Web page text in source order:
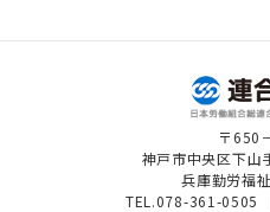
〒650
神戸市中央区下山
兵庫勤労福
TEL.078-361-0505